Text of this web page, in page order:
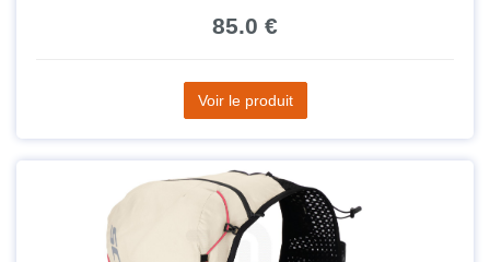
85.0 €
Voir le produit